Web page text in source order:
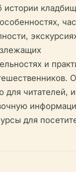
и
для читателей,
для